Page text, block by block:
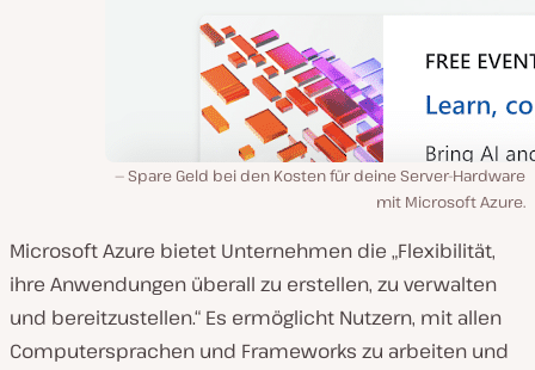
Spare Geld bei den Kosten für deine Server-Hardware
mit Microsoft Azure.
Microsoft Azure bietet Unternehmen die „Flexibilität,
ihre Anwendungen überall zu erstellen, zu verwalten
und bereitzustellen.“ Es ermöglicht Nutzern, mit allen
Computersprachen und Frameworks zu arbeiten und